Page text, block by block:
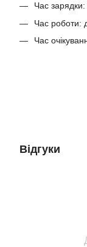
Час
Час роботи:
Час
Відгуки